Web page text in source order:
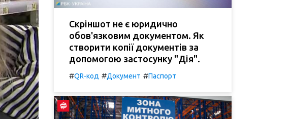
Скріншот не є юридично
обов'язковим документом. Як
створити копії документів за
допомогою застосунку "Дія".
#QR-код #Документ #Паспорт